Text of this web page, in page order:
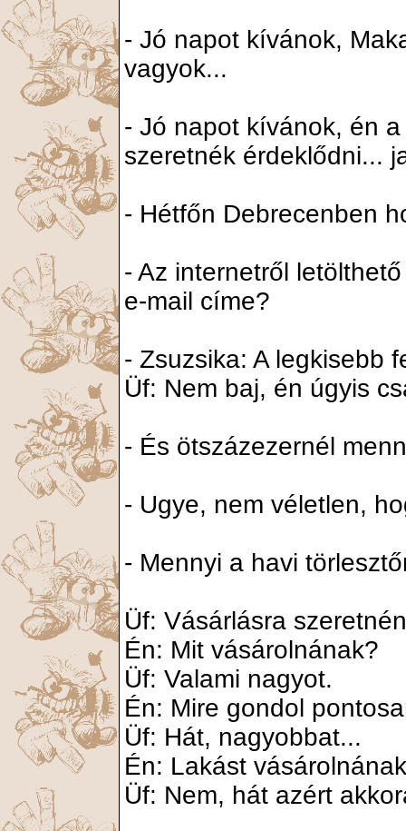
- Jó napot kívánok,
vagyok...
- Jó napot kívánok, én
szeretnék érdeklődni...
- Hétfőn Debrecenben
- Az internetről
e-mail címe?
- Zsuzsika: A legkisebb
Üf: Nem baj, én úgyis
- És ötszázezernél
- Ugye, nem véletlen,
- Mennyi a havi
Üf: Vásárlásra
Én: Mit vásárolnának?
Üf: Valami nagyot.
Én: Mire gondol
Üf: Hát, nagyobbat...
Én: Lakást
Üf: Nem, hát azért